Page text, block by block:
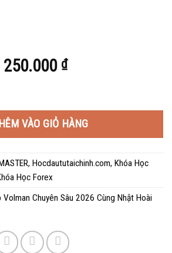
Giá
5.000.000 ₫.
250.000 ₫Giá
là:
250.000 ₫.
VÀO GIỎ HÀNG
, Hocdaututaichinh.com, Khóa Học
Học Forex
Chuyên Sâu 2026 Cùng Nhật Hoài